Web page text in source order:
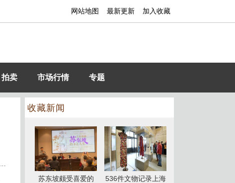
网站地图 最新更新 加入收藏
拍卖 市场行情 专题
收藏新闻
苏东坡颇受喜爱的
536件文物记录上海